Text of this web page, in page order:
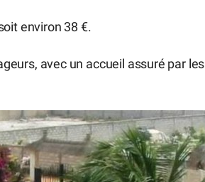
environ 38 €.
avec un accueil assuré par les